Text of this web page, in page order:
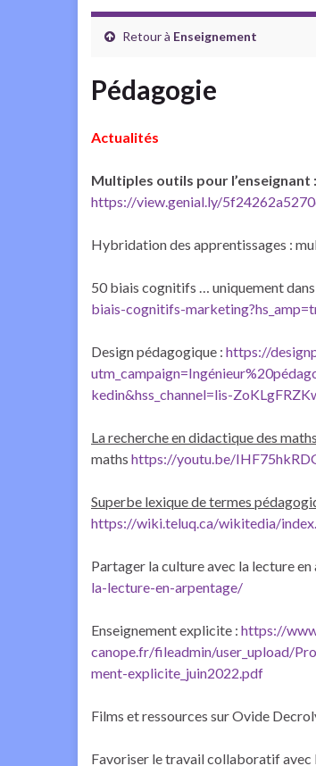
Retour à Enseignement
Pédagogie
Actualités
Multiples outils pour l’enseignant
https://view.genial.ly/
Hybridation des apprentissages :
50 biais cognitifs … uniquement
biais-cognitifs-
Design pédagogique : https://
kedin&hss_channel=lis-
La recherche en didactique des maths
maths https://youtu.be/
Superbe lexique de termes
https://wiki.teluq.ca/wikitedia/
Partager la culture avec la lecture en
la-lecture-en-arpentage/
Enseignement explicite : https://
canope.fr/fileadmin/user_upload/
ment-explicite_juin2022.pdf
Films et ressources sur Ovide
Favoriser le travail collaboratif avec